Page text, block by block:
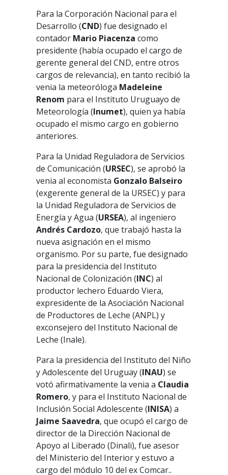
Para la Corporación Nacional para el
Desarrollo (CND) fue designado el
contador Mario Piacenza como
presidente (había ocupado el cargo de
gerente general del CND, entre otros
cargos de relevancia), en tanto recibió la
venia la meteoróloga Madeleine
Renom para el Instituto Uruguayo de
Meteorología (Inumet), quien ya había
ocupado el mismo cargo en gobierno
anteriores.
Para la Unidad Reguladora de Servicios
de Comunicación (URSEC), se aprobó la
venia al economista Gonzalo Balseiro
(exgerente general de la URSEC) y para
la Unidad Reguladora de Servicios de
Energía y Agua (URSEA), al ingeniero
Andrés Cardozo, que trabajó hasta la
nueva asignación en el mismo
organismo. Por su parte, fue designado
para la presidencia del Instituto
Nacional de Colonización (INC) al
productor lechero Eduardo Viera,
expresidente de la Asociación Nacional
de Productores de Leche (ANPL) y
exconsejero del Instituto Nacional de
Leche (Inale).
Para la presidencia del Instituto del Niño
y Adolescente del Uruguay (INAU) se
votó afirmativamente la venia a Claudia
Romero, y para el Instituto Nacional de
Inclusión Social Adolescente (INISA) a
Jaime Saavedra, que ocupó el cargo de
director de la Dirección Nacional de
Apoyo al Liberado (Dinali), fue asesor
del Ministerio del Interior y estuvo a
cargo del módulo 10 del ex Comcar..